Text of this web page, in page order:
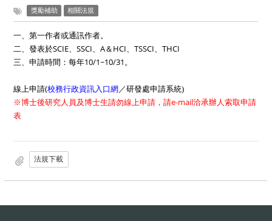
獎勵補助 相關法規
一、第一作者或通訊作者。
二、發表於SCIE、SSCI、A＆HCI、TSSCI、THCI
三、申請時間：每年10/1~10/31。
線上申請(校務行政資訊入口網 ／研發處申請系統)
※博士後研究人員及博士生請勿線上申請，請e-mail洽承辦人索取申請
表
法規下載